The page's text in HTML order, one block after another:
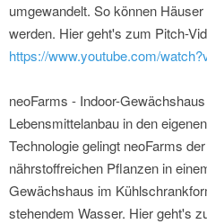
umgewandelt. So können
werden. Hier geht's zum Pitch-
https://www.youtube.com/
neoFarms - Indoor-
Lebensmittelanbau in den
Technologie gelingt neoFarms
nährstoffreichen Pflanzen in
Gewächshaus im
stehendem Wasser. Hier geht's